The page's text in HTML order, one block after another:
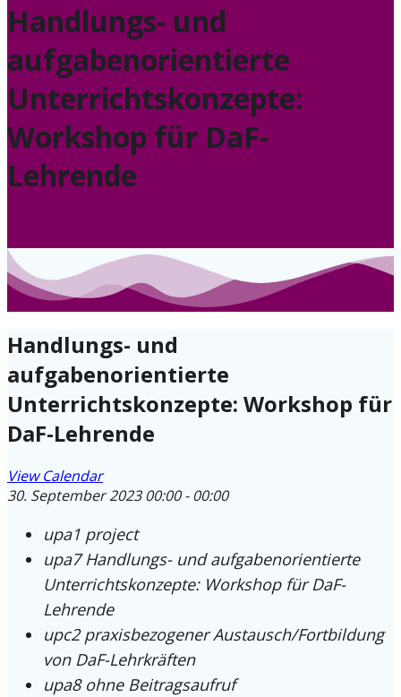
Handlungs- und
aufgabenorientierte
Unterrichtskonzepte:
Workshop für DaF-
Lehrende
Handlungs- und
aufgabenorientierte
Unterrichtskonzepte: Workshop für
DaF-Lehrende
View Calendar
30. September 202300:00 - 00:00
upa1 project
upa7 Handlungs- und aufgabenorientierte
Unterrichtskonzepte: Workshop für DaF-
Lehrende
upc2 praxisbezogener Austausch/Fortbildung
von DaF-Lehrkräften
upa8 ohne Beitragsaufruf